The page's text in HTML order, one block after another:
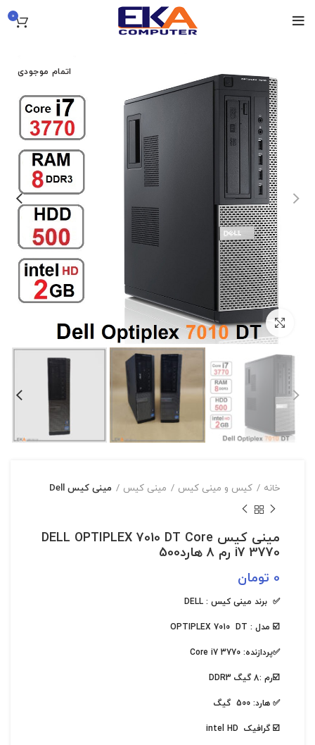
0
اتمام موجودی
بزرگنمایی تصویر
خانه کیس و مینی کیس مینی کیس مینی کیس Dell
مینی کیس DELL OPTIPLEX 7010 DT Core
i7 3770 رم 8 هارد500
0 تومان
✅ برند مینی کیس : DELL
☑️ مدل : OPTIPLEX 7010 DT
✅پردازنده: Core i7 3770
☑️رم :8 گیگ DDR3
✅ هارد: 500 گیگ
☑️ گرافیک intel HD